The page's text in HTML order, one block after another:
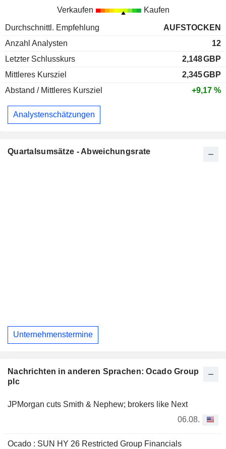
Nachrichten in anderen Sprachen: Ocado Group
plc
JPMorgan cuts Smith & Nephew; brokers like Next
06.08.
Ocado : SUN HY 26 Restricted Group Financials
Verkaufen Kaufen
Durchschnittl. Empfehlung
AUFSTOCKEN
Anzahl Analysten
12
Letzter Schlusskurs
2,148GBP
Mittleres Kursziel
2,345GBP
Abstand / Mittleres Kursziel
+9,17 %
Analystenschätzungen
Quartalsumsätze - Abweichungsrate
Unternehmenstermine